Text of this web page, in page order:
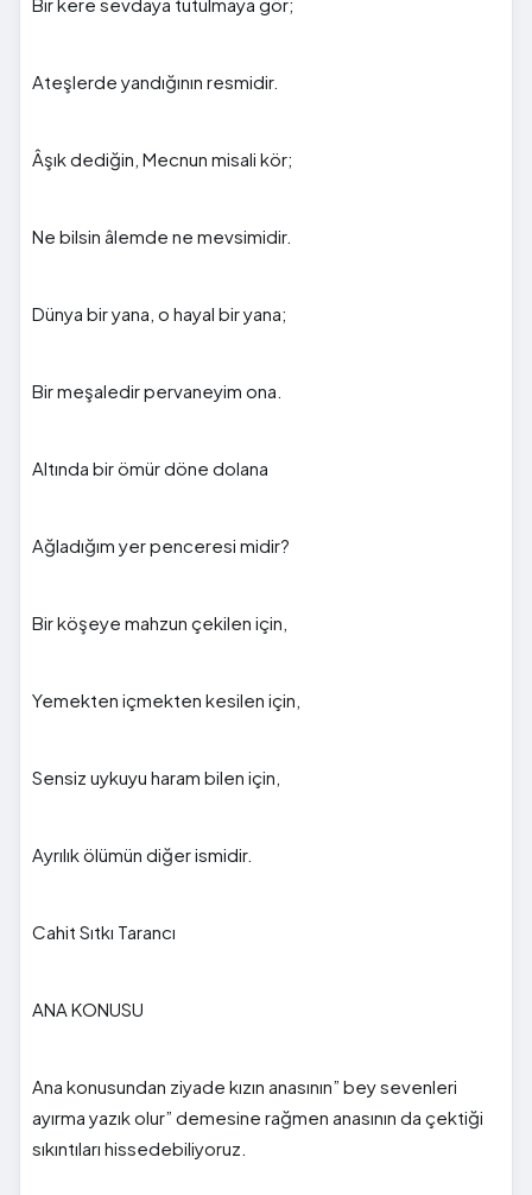
Ateşlerde yandığının resmidir.
Âşık dediğin, Mecnun misali kör;
Ne bilsin âlemde ne mevsimidir.
Dünya bir yana, o hayal bir yana;
Bir meşaledir pervaneyim ona.
Altında bir ömür döne dolana
Ağladığım yer penceresi midir?
Bir köşeye mahzun çekilen için,
Yemekten içmekten kesilen için,
Sensiz uykuyu haram bilen için,
Ayrılık ölümün diğer ismidir.
Cahit Sıtkı Tarancı
ANA KONUSU
Ana konusundan ziyade kızın anasının” bey sevenleri
ayırma yazık olur” demesine rağmen anasının da çektiği
sıkıntıları hissedebiliyoruz.